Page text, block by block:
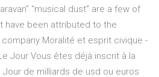
“musical dust” are a few of
have been attributed to the
Moralité et esprit civique -
Jour Vous êtes déjà inscrit à la
Jour de milliards de usd ou euros